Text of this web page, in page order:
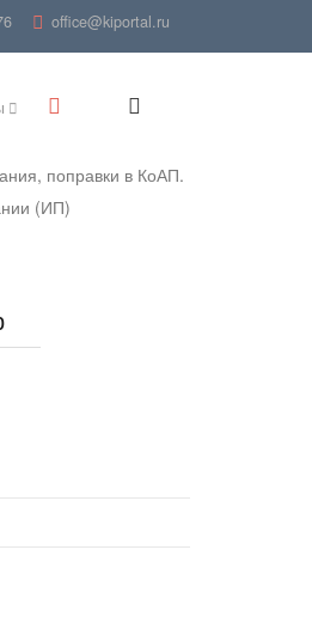
office@kiportal.ru
поправки в КоАП.
(ИП)